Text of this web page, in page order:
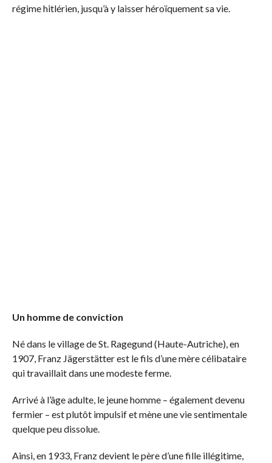
régime hitlérien, jusqu’à y laisser héroïquement sa vie.
Un homme de conviction
Né dans le village de St. Ragegund (Haute-Autriche), en
1907, Franz Jägerstätter est le fils d’une mère célibataire
qui travaillait dans une modeste ferme.
Arrivé à l’âge adulte, le jeune homme – également devenu
fermier – est plutôt impulsif et mène une vie sentimentale
quelque peu dissolue.
Ainsi, en 1933, Franz devient le père d’une fille illégitime,